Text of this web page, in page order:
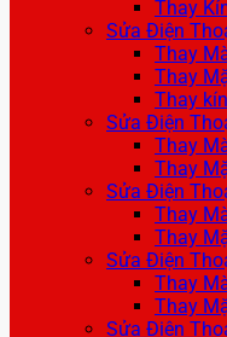
Thay
Sửa Điện
Thay
Thay
Thay
Sửa Điện
Thay
Thay
Sửa Điện
Thay
Thay
Sửa Điện
Thay
Thay
Sửa Điện